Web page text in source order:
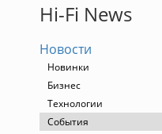
Hi-Fi News
Новости
Новинки
Бизнес
Технологии
События